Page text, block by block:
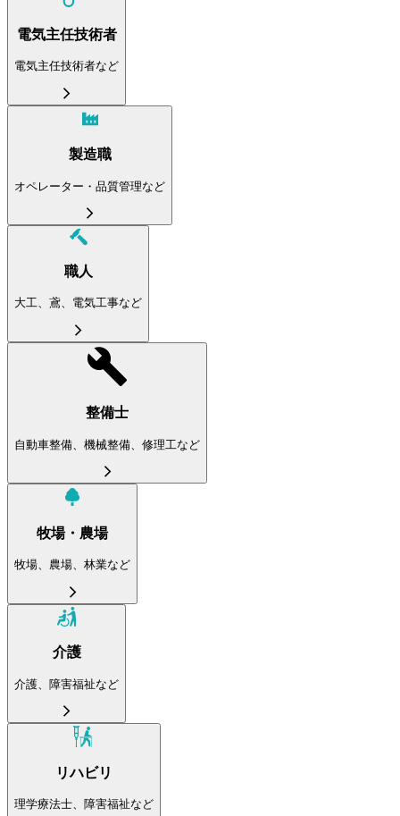
電気主任技術者
電気主任技術者など
製造職
オペレーター・品質管理など
職人
大工、鳶、電気工事など
整備士
自動車整備、機械整備、修理工など
牧場・農場
牧場、農場、林業など
介護
介護、障害福祉など
リハビリ
理学療法士、障害福祉など